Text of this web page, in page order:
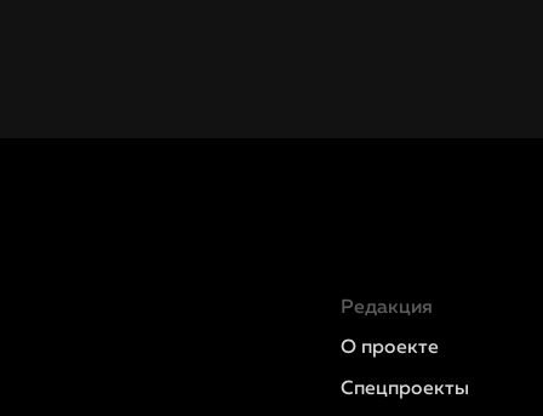
Редакция
О проекте
Спецпроекты